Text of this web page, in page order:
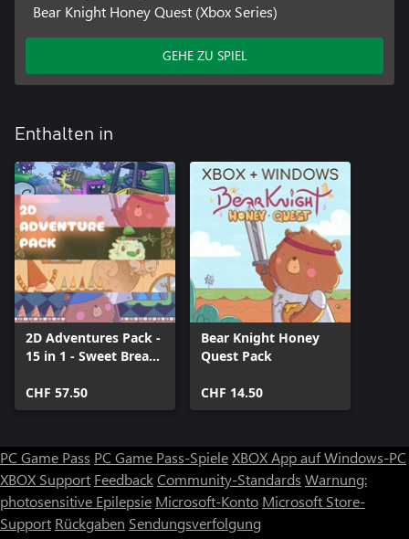
Bear Knight Honey Quest (Xbox Series)
GEHE ZU SPIEL
Enthalten in
2D Adventures Pack -
15 in 1 - Sweet Bread
CHF 57.50
Bear Knight Honey
Quest Pack
CHF 14.50
PC Game Pass PC Game Pass-SpieleXBOX App auf Windows-PC
XBOX Support FeedbackCommunity-Standards Warnung:
photosensitive Epilepsie Microsoft-Konto Microsoft Store-
Support Rückgaben Sendungsverfolgung